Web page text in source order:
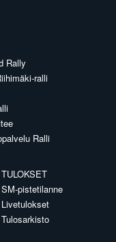
Rally
ralli
Ralli
TULOKSET
SM-pistetilanne
Livetulokset
Tulosarkisto